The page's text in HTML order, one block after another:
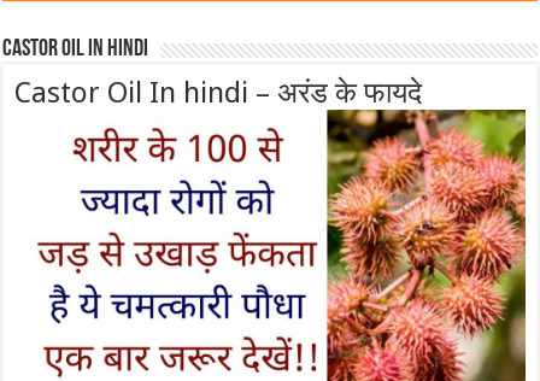
Castor Oil In Hindi
Castor Oil In hindi – अरंड के फायदे